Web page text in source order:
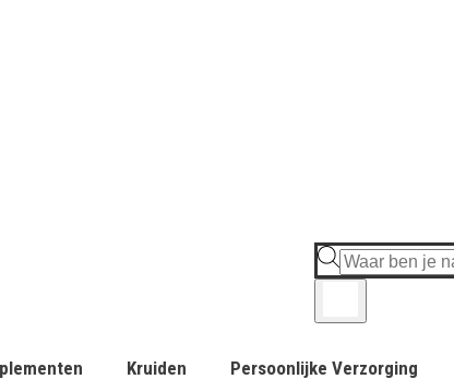
Kruiden Persoonlijke Verzorging